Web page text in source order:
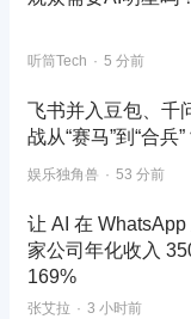
听筒Tech 5 分前
飞书并入豆包、千
战从“赛马”到“合兵”
娱乐独角兽 53 分前
让 AI 在
家公司年化收入
169%
张艾拉 3 小时前